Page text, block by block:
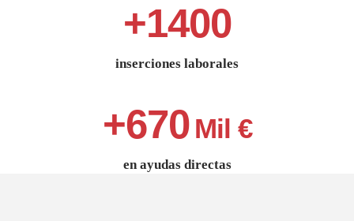
+1400
inserciones laborales
+670 Mil €
en ayudas directas